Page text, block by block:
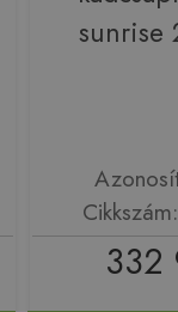
sunrise
332